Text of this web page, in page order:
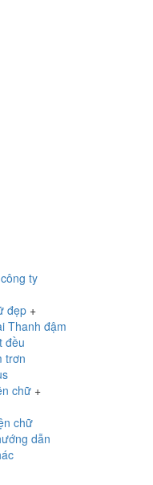
ty
đẹp +
Thanh đậm
đều
trơn
chữ +
chữ
dẫn